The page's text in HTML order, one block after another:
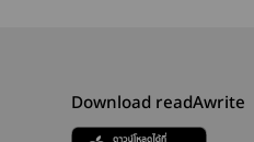
Download readAwrite